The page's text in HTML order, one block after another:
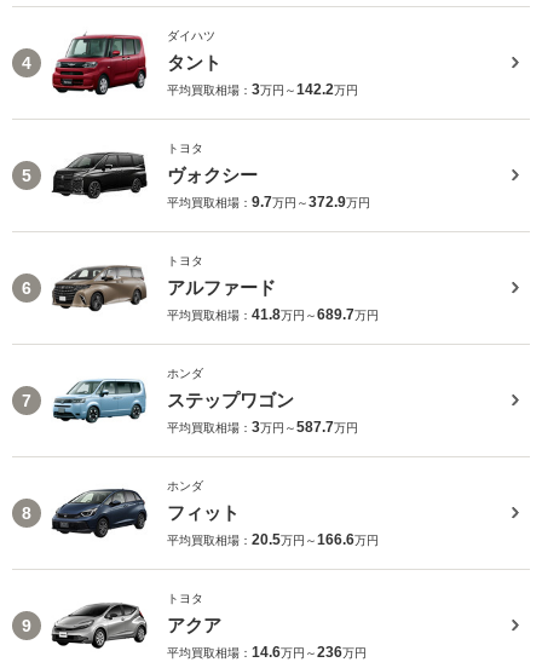
4
ダイハツ
タント
平均買取相場： 3万円～142.2万円
5
トヨタ
ヴォクシー
平均買取相場： 9.7万円～372.9万円
6
トヨタ
アルファード
平均買取相場： 41.8万円～689.7万円
7
ホンダ
ステップワゴン
平均買取相場： 3万円～587.7万円
8
ホンダ
フィット
平均買取相場： 20.5万円～166.6万円
9
トヨタ
アクア
平均買取相場： 14.6万円～236万円